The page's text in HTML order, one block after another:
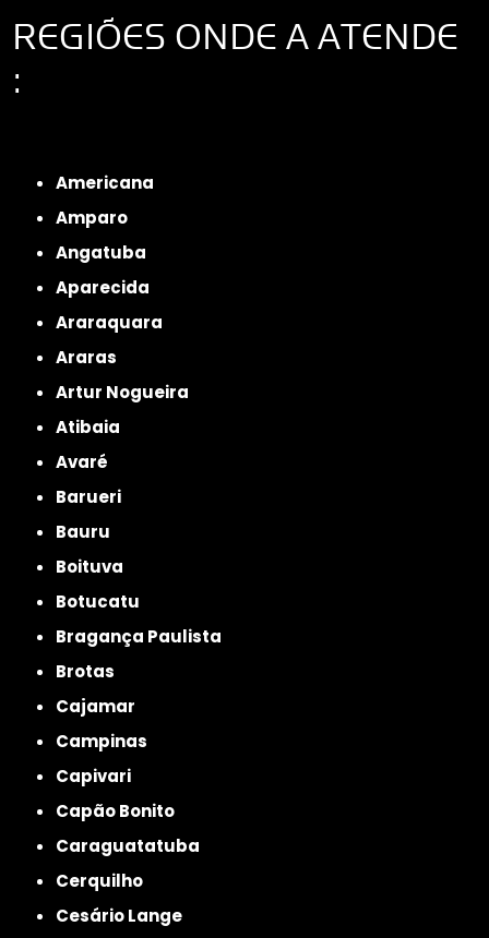
REGIÕES ONDE A ATENDE
:
Americana
Amparo
Angatuba
Aparecida
Araraquara
Araras
Artur Nogueira
Atibaia
Avaré
Barueri
Bauru
Boituva
Botucatu
Bragança Paulista
Brotas
Cajamar
Campinas
Capivari
Capão Bonito
Caraguatatuba
Cerquilho
Cesário Lange